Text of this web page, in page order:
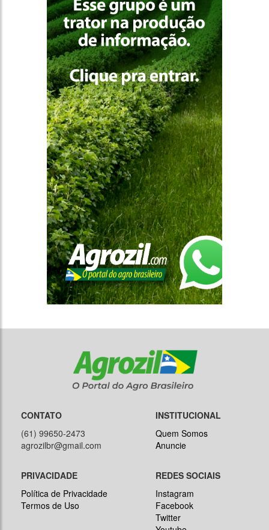
CONTATO
(61) 99650-2473
agrozilbr@gmail.com
INSTITUCIONAL
Quem Somos
Anuncie
PRIVACIDADE
Política de Privacidade
Termos de Uso
REDES SOCIAIS
Instagram
Facebook
Twitter